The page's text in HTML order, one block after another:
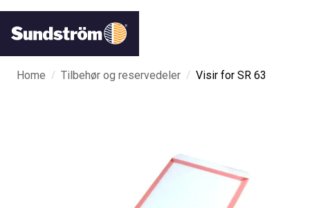
Home / Tilbehør og reservedeler / Visir for SR 63